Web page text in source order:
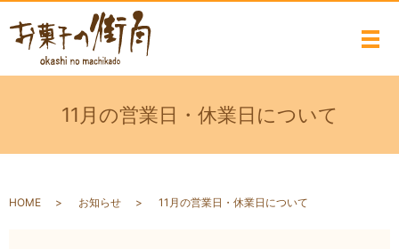
メ
11月の営業日・休業日について
HOME お知らせ 11月の営業日・休業日について